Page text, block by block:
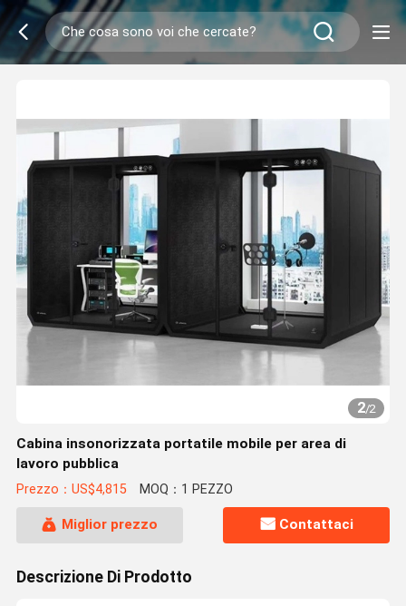
2/2
Cabina insonorizzata portatile mobile per area di
lavoro pubblica
Prezzo：US$4,815 MOQ：1 PEZZO
Miglior prezzo Contattaci
Descrizione Di Prodotto